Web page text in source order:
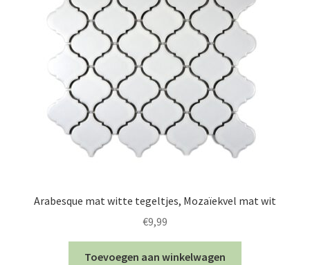
Arabesque mat witte tegeltjes, Mozaïekvel mat wit
€9,99
Toevoegen aan winkelwagen